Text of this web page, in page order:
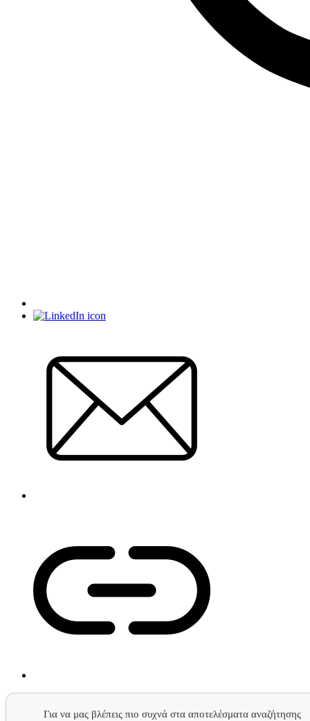
Για να μας βλέπεις πιο συχνά στα αποτελέσματα αναζήτησης